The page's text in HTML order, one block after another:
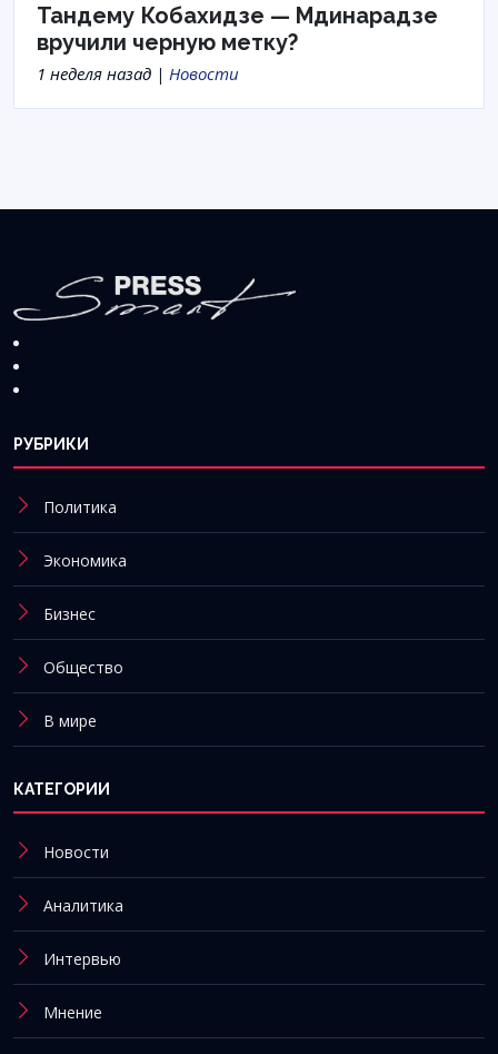
Тандему Кобахидзе — Мдинарадзе
вручили черную метку?
1 неделя назад | Новости
РУБРИКИ
Политика
Экономика
Бизнес
Общество
В мире
КАТЕГОРИИ
Новости
Аналитика
Интервью
Мнение